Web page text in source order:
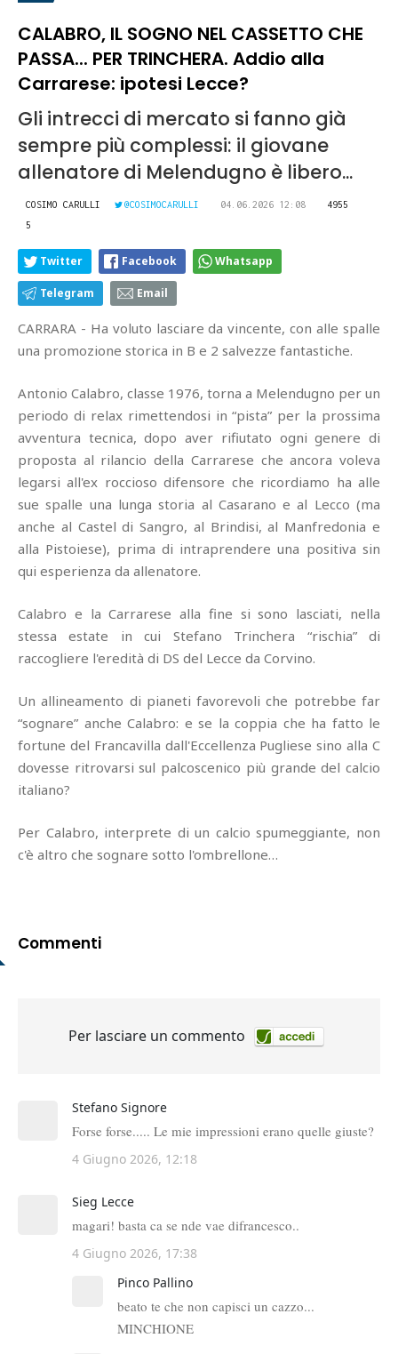
CALABRO, IL SOGNO NEL CASSETTO CHE
PASSA... PER TRINCHERA. Addio alla
Carrarese: ipotesi Lecce?
Gli intrecci di mercato si fanno già
sempre più complessi: il giovane
allenatore di Melendugno è libero...
COSIMO CARULLI @COSIMOCARULLI 04.06.2026 12:08
4955
5
Twitter Facebook Whatsapp
Telegram Email
CARRARA - Ha voluto lasciare da vincente, con alle spalle
una promozione storica in B e 2 salvezze fantastiche.
Antonio Calabro, classe 1976, torna a Melendugno per un
periodo di relax rimettendosi in “pista” per la prossima
avventura tecnica, dopo aver rifiutato ogni genere di
proposta al rilancio della Carrarese che ancora voleva
legarsi all'ex roccioso difensore che ricordiamo ha alle
sue spalle una lunga storia al Casarano e al Lecco (ma
anche al Castel di Sangro, al Brindisi, al Manfredonia e
alla Pistoiese), prima di intraprendere una positiva sin
qui esperienza da allenatore.
Calabro e la Carrarese alla fine si sono lasciati, nella
stessa estate in cui Stefano Trinchera “rischia” di
raccogliere l'eredità di DS del Lecce da Corvino.
Un allineamento di pianeti favorevoli che potrebbe far
“sognare” anche Calabro: e se la coppia che ha fatto le
fortune del Francavilla dall'Eccellenza Pugliese sino alla C
dovesse ritrovarsi sul palcoscenico più grande del calcio
italiano?
Per Calabro, interprete di un calcio spumeggiante, non
c'è altro che sognare sotto l'ombrellone…
Commenti